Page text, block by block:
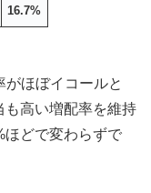
16.7%
ほぼイコールと
も高い増配率を維持
ほどで変わらずで